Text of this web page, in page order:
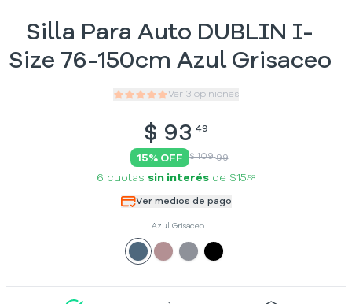
Silla Para Auto DUBLIN I-
Size 76-150cm Azul Grisaceo
Ver 3 opiniones
$ 93 49
15% OFF $ 109 99
6 cuotas sin interés de $15 58
Ver medios de pago
Azul Grisáceo